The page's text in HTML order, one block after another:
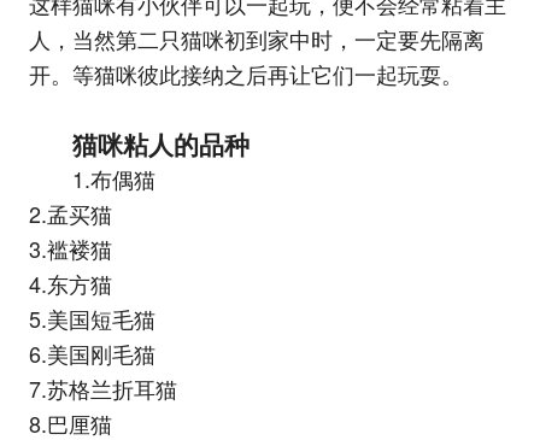
人，当然第二只猫咪初到家中时，一定要先隔离
开。等猫咪彼此接纳之后再让它们一起玩耍。
猫咪粘人的品种
1.布偶猫
2.孟买猫
3.褴褛猫
4.东方猫
5.美国短毛猫
6.美国刚毛猫
7.苏格兰折耳猫
8.巴厘猫